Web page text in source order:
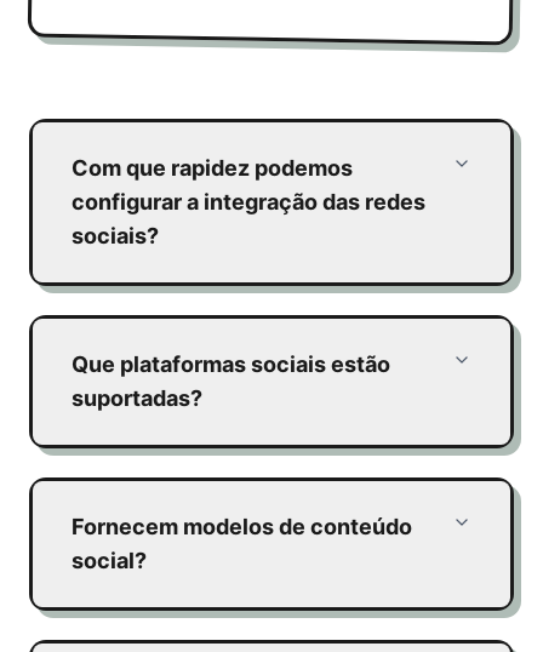
Com que rapidez podemos
configurar a integração das redes
sociais?
Que plataformas sociais estão
suportadas?
Fornecem modelos de conteúdo
social?